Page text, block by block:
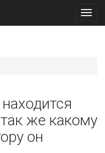
же какому
он